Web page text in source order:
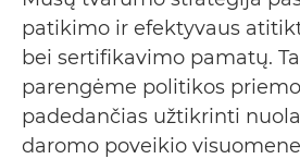
patikimo ir efektyvaus
bei sertifikavimo pamatų.
parengėme politikos
padedančias užtikrinti
daromo poveikio